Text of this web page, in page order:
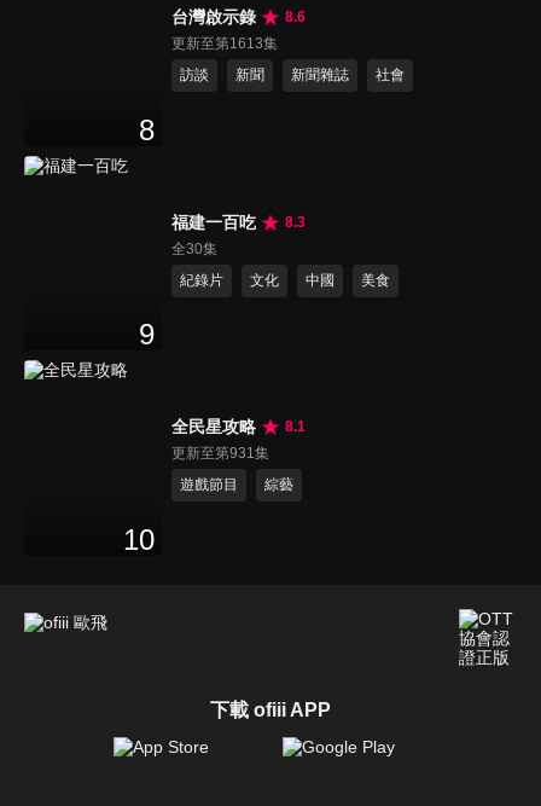
8
台灣啟示錄
8.6
更新至第1613集
訪談
新聞 新聞雜誌 社會
9
福建一百吃
8.3
全30集
紀錄片
文化 中國 美食
10
全民星攻略
8.1
更新至第931集
遊戲節目
綜藝
下載 ofiii APP